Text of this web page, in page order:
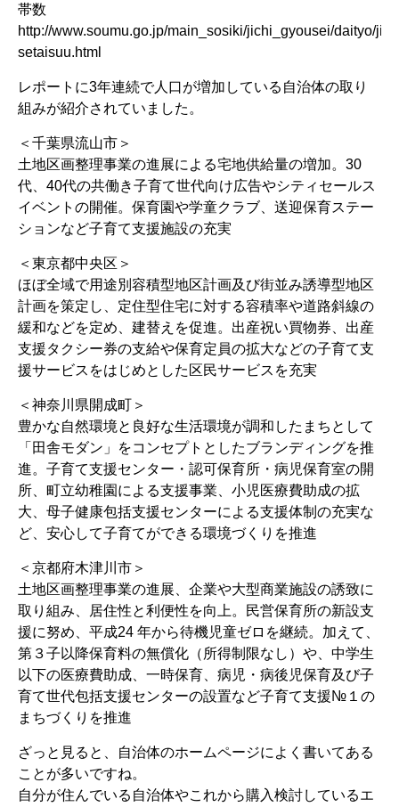
帯数
http://www.soumu.go.jp/main_sosiki/jichi_gyousei/daityo/
setaisuu.html
レポートに3年連続で人口が増加している自治体の取り
組みが紹介されていました。
＜千葉県流山市＞
土地区画整理事業の進展による宅地供給量の増加。30
代、40代の共働き子育て世代向け広告やシティセールス
イベントの開催。保育園や学童クラブ、送迎保育ステー
ションなど子育て支援施設の充実
＜東京都中央区＞
ほぼ全域で用途別容積型地区計画及び街並み誘導型地区
計画を策定し、定住型住宅に対する容積率や道路斜線の
緩和などを定め、建替えを促進。出産祝い買物券、出産
支援タクシー券の支給や保育定員の拡大などの子育て支
援サービスをはじめとした区民サービスを充実
＜神奈川県開成町＞
豊かな自然環境と良好な生活環境が調和したまちとして
「田舎モダン」をコンセプトとしたブランディングを推
進。子育て支援センター・認可保育所・病児保育室の開
所、町立幼稚園による支援事業、小児医療費助成の拡
大、母子健康包括支援センターによる支援体制の充実な
ど、安心して子育てができる環境づくりを推進
＜京都府木津川市＞
土地区画整理事業の進展、企業や大型商業施設の誘致に
取り組み、居住性と利便性を向上。民営保育所の新設支
援に努め、平成24 年から待機児童ゼロを継続。加えて、
第３子以降保育料の無償化（所得制限なし）や、中学生
以下の医療費助成、一時保育、病児・病後児保育及び子
育て世代包括支援センターの設置など子育て支援№１の
まちづくりを推進
ざっと見ると、自治体のホームページによく書いてある
ことが多いですね。
自分が住んでいる自治体やこれから購入検討しているエ